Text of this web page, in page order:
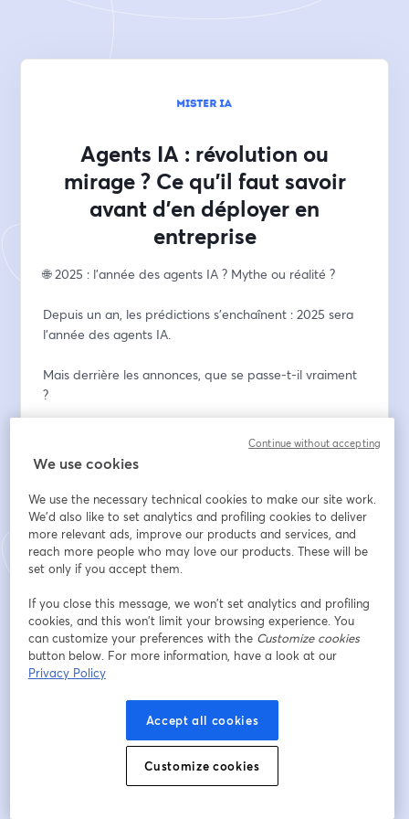
Agents IA : révolution ou
mirage ? Ce qu'il faut savoir
avant d'en déployer en
entreprise
🌐 2025 : l’année des agents IA ? Mythe ou réalité ?
Depuis un an, les prédictions s’enchaînent : 2025 sera
l’année des agents IA.
Mais derrière les annonces, que se passe-t-il vraiment
?
👉 OpenAI lance ChatGPT Operator et Deep
Research.
👉 Mistral fait parler de ses agents multi-rôles.
👉 Des outils comme Genspark misent à fond sur cette
technologie.
Mais concrètement, est-ce que ces agents sont déjà
utilisés en entreprise ?
Et surtout… sont-ils vraiment prêts à automatiser des
tâches humaines ?
⸻
📌 Ce que vous découvrirez pendant ce webinar :
✅ Qu’est-ce qu’un agent IA ?
We use cookies
We use the necessary technical cookies to make our site work.
We'd also like to set analytics and profiling cookies to deliver
more relevant ads, improve our products and services, and
reach more people who may love our products. These will be
set only if you accept them.
If you close this message, we won’t set analytics and profiling
cookies, and this won’t limit your browsing experience. You
can customize your preferences with the Customize cookies
button below. For more information, have a look at our
Privacy Policy
Accept all cookies
Customize cookies
Continue without accepting